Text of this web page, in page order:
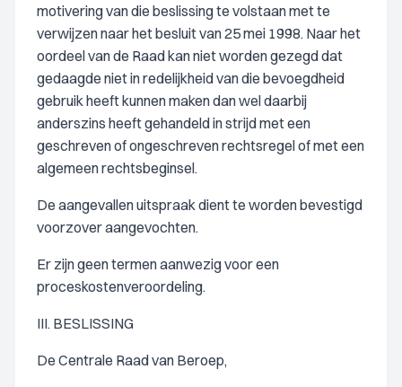
motivering van die beslissing te volstaan met te
verwijzen naar het besluit van 25 mei 1998. Naar het
oordeel van de Raad kan niet worden gezegd dat
gedaagde niet in redelijkheid van die bevoegdheid
gebruik heeft kunnen maken dan wel daarbij
anderszins heeft gehandeld in strijd met een
geschreven of ongeschreven rechtsregel of met een
algemeen rechtsbeginsel.
De aangevallen uitspraak dient te worden bevestigd
voorzover aangevochten.
Er zijn geen termen aanwezig voor een
proceskostenveroordeling.
III. BESLISSING
De Centrale Raad van Beroep,